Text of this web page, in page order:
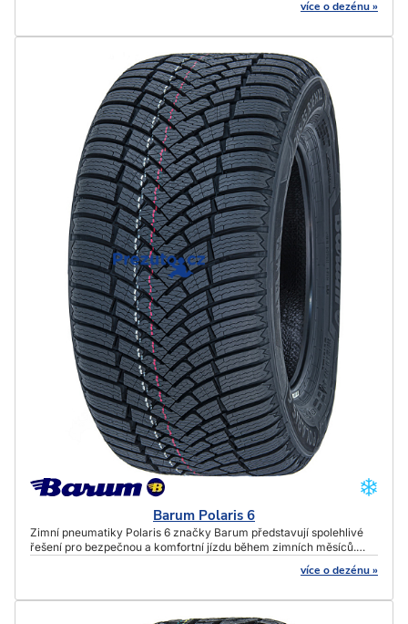
více o dezénu »
Barum Polaris 6
Zimní pneumatiky Polaris 6 značky Barum představují spolehlivé
řešení pro bezpečnou a komfortní jízdu během zimních měsíců.
vysoký výkon v náročných podmínkách, nízkou spotřebu paliva
více o dezénu »